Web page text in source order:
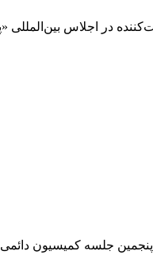
در اجلاس بین‌المللی
جلسه کمیسیون